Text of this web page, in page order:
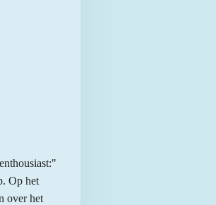
Op het
over het